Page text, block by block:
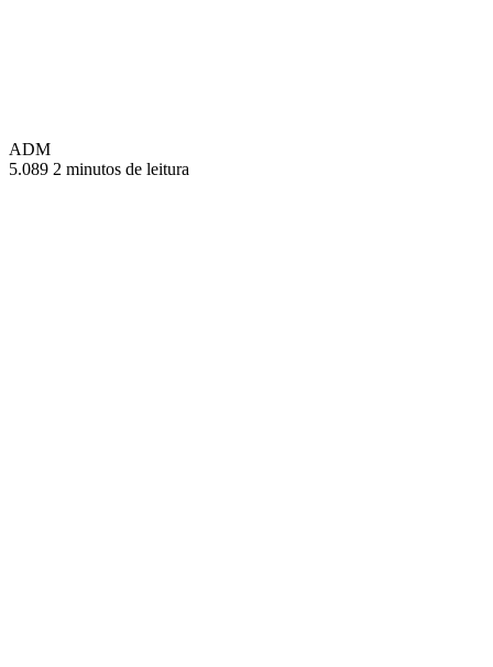
ADM
5.089 2 minutos de leitura